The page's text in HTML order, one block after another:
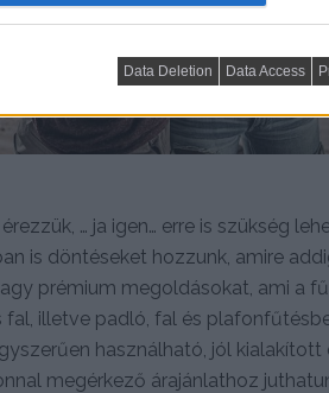
Data Deletion Data Access
… ja igen… erre is szükség
is döntéseket hozzunk, amire
prémium megoldásokat, ami a
illetve padló, fal és
használható, jól kialakított
megérkező árajánlathoz